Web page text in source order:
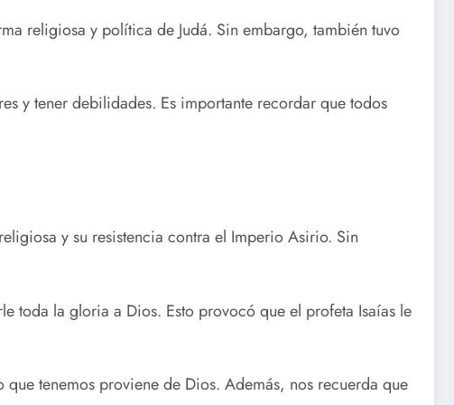
religiosa y política de Judá. Sin embargo, también tuvo
y tener debilidades. Es importante recordar que todos
y su resistencia contra el Imperio Asirio. Sin
toda la gloria a Dios. Esto provocó que el profeta Isaías le
tenemos proviene de Dios. Además, nos recuerda que